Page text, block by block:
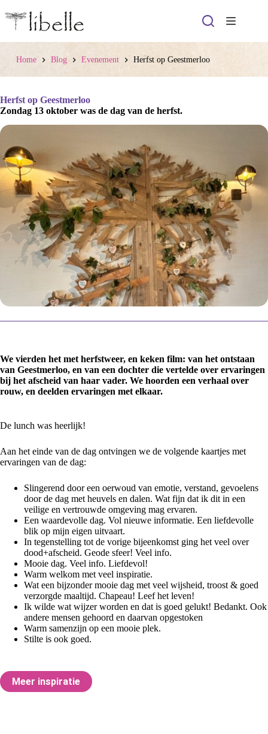
naar
Home Blog Evenement Herfst op Geestmerloo
Herfst op Geestmerloo
Zondag 13 oktober was de dag van de herfst.
We vierden het met herfstweer, en keken film: van het ontstaan
van Geestmerloo, en van een dochter die vertelde over ervaringen
bij het afscheid van haar vader. We hoorden een verhaal over
rouw, en deelden ervaringen met elkaar.
De lunch was heerlijk!
Aan het einde van de dag ontvingen we de volgende kaartjes met
ervaringen van de dag:
Slingerend door een oerwoud van emotie, verstand, gevoelens
door de dag met heuvels en dalen. Wat fijn dat ik dit in een
veilige en vertrouwde omgeving mag ervaren.
Een waardevolle dag. Vol nieuwe informatie. Een liefdevolle
blik op mijn eigen uitvaart.
In tegenstelling tot de vorige bijeenkomst ging het veel over
dood+afscheid. Geode sfeer! Veel info.
Mooie dag. Veel info. Liefdevol!
Warm welkom met veel inspiratie.
Wat een bijzonder mooie dag met veel wijsheid, troost & goed
verzorgde maaltijd. Chapeau! Leef het leven!
Ik wilde wat wijzer worden en dat is goed gelukt! Bedankt. Ook
andere mensen gehoord en daarvan opgestoken
Warm samenzijn op een mooie plek.
Stilte is ook goed.
Meer inspiratie